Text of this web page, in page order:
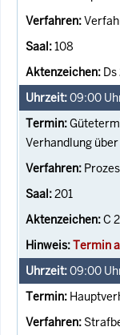
108
09:00
Verhandlung
201
C
Termin
09:00